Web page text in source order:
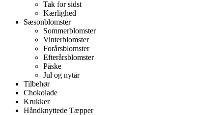
Tak for sidst
Kærlighed
Sæsonblomster
Sommerblomster
Vinterblomster
Forårsblomster
Efterårsblomster
Påske
Jul og nytår
Tilbehør
Chokolade
Krukker
Håndknyttede Tæpper